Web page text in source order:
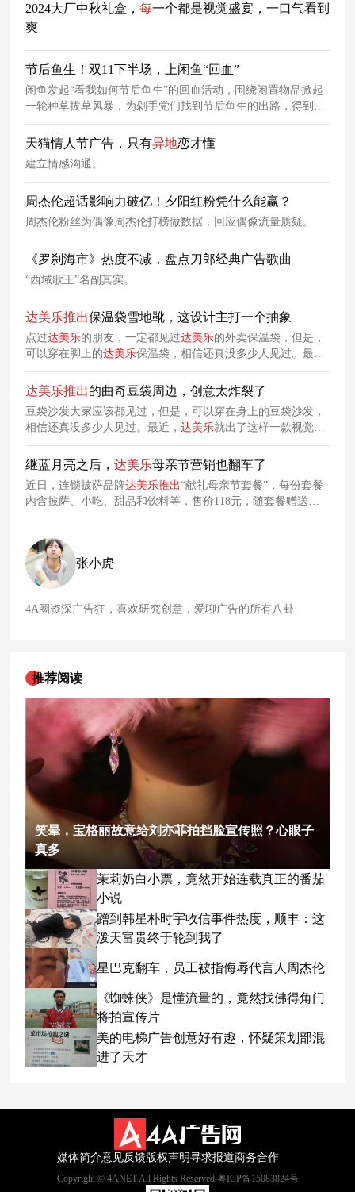
2024大厂中秋礼盒， 每一个都是视觉盛宴，一口气看到
爽
节后鱼生！双11下半场，上闲鱼“回血”
闲鱼发起“看我如何节后鱼生”的回血活动，围绕闲置物品掀起
一轮种草拔草风暴，为剁手党们找到节后鱼生的出路，得到年
轻人的积极响应。
天猫情人节广告，只有异地恋才懂
建立情感沟通。
周杰伦超话影响力破亿！夕阳红粉凭什么能赢？
周杰伦粉丝为偶像周杰伦打榜做数据，回应偶像流量质疑。
《罗刹海市》热度不减，盘点刀郎经典广告歌曲
“西域歌王”名副其实。
达美乐推出保温袋雪地靴，这设计主打一个抽象
点过达美 乐的朋友，一定都见过达美 乐的外卖保温袋，但是，
可以穿在脚上的达美 乐保温袋，相信还真没多少人见过。最
近，达美乐就出了这样一款视觉超级炸裂的披萨保温袋雪地
靴，力图塑造一个有趣好玩的品牌形象，跟年轻人玩在一起。
达美乐推出的曲奇豆袋周边，创意太炸裂了
豆袋沙发大家应该都见过，但是，可以穿在身上的豆袋沙发，
相信还真没多少人见过。最近， 达美 乐就出了这样一款视觉超
级炸裂的周边“Cosy Cookie”，这是一款可以穿在身上的豆袋沙
发，其设计灵感来源于达美乐的经典巧克力曲奇产品。
继蓝月亮之后， 达美乐母亲节营销也翻车了
近日，连锁披萨品牌达美 乐推出“献礼母亲节套餐”，每份套餐
内含披萨、小吃、甜品和饮料等，售价118元，随套餐赠送一
张小虎
4A圈资深广告狂，喜欢研究创意，爱聊广告的所有八卦
推荐阅读
笑晕，宝格丽故意给刘亦菲拍挡脸宣传照？心眼子
真多
茉莉奶白小票，竟然开始连载真正的番茄
小说
蹭到韩星朴时宇收信事件热度，顺丰：这
泼天富贵终于轮到我了
星巴克翻车，员工被指侮辱代言人周杰伦
《蜘蛛侠》是懂流量的，竟然找佛得角门
将拍宣传片
美的电梯广告创意好有趣，怀疑策划部混
进了天才
媒体简介意见反馈版权声明寻求报道商务合作
Copyright © 4ANET All Rights Reserved 粤ICP备15083824号